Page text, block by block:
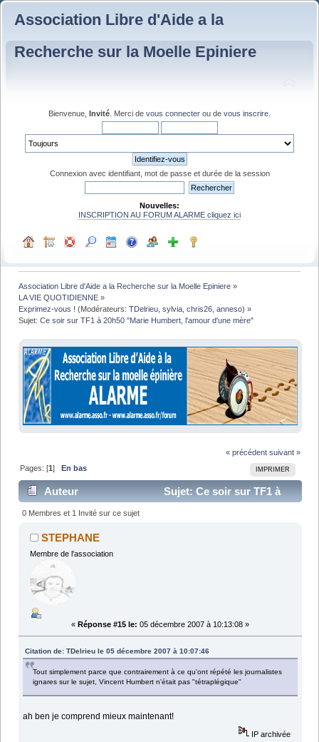
Association Libre d'Aide a la
Recherche sur la Moelle Epiniere
Bienvenue, Invité . Merci de vous connecter ou de vous inscrire
Connexion avec identifiant, mot de passe et durée de la session
Nouvelles:
INSCRIPTION AU FORUM ALARME cliquez ici
Association Libre d'Aide a la Recherche sur la Moelle Epiniere »
LA VIE QUOTIDIENNE »
Exprimez-vous ! (Modérateurs:TDelrieu ,sylvia ,chris26 ,anneso) »
Sujet:Ce soir sur TF1 à 20h50 "Marie Humbert, l'amour d'une mère"
« précédent suivant »
IMPRIMER
Pages: [1] En bas
Auteur
Sujet: Ce soir sur TF1 à
20h50 "Marie Humbert, l'amour d'une mère" (Lu
15087 fois)
0 Membres et 1 Invité sur ce sujet
STEPHANE
Membre de l'association
« Réponse #15 le: 05 décembre 2007 à 10:13:08 »
Citation de: TDelrieu le 05 décembre 2007 à 10:07:46
Tout simplement parce que contrairement à ce qu'ont répété les journalistes
ignares sur le sujet, Vincent Humbert n'était pas "tétraplégique"
ah ben je comprend mieux maintenant!
IP archivée